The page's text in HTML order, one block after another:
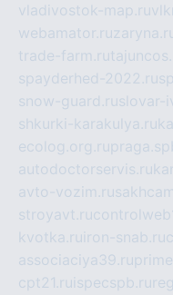
vladivostok-map.ru
webamator.ru
trade-farm.ru
spayderhed-2022.ru
snow-guard.ruslovar-
shkurki-karakulya.ru
ecolog.org.ru
autodoctorservis.ru
avto-vozim.ru
stroyavt.ru
kvotka.ru iron-snab.ru
associaciya39.ru
cpt21.ru ispecspb.ru